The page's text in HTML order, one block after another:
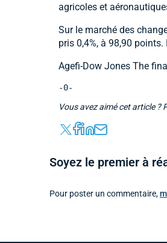
agricoles et
Sur le marché des
pris 0,4%, à 98,90
Agefi-Dow Jones The
-0-
Vous avez aimé cet article ?
Soyez le premier à
Pour poster un commentaire,